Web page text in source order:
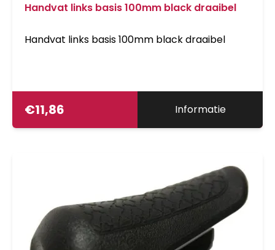
Handvat links basis 100mm black draaibel
Handvat links basis 100mm black draaibel
€11,86 Informatie